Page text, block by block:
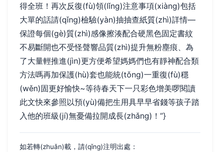
得全班！再次反復(fù)領(lǐng)注意事項(xiàng)包括
大單的話請(qǐng)檢驗(yàn)抽抽查紙質(zhì)詳情—
保證每個(gè)質(zhì)感像擦湊配合硬黑色固定書紋
不易斷開也不受怪聲響品質(zhì)提升無粉塵痕、為
了大量輕推進(jìn)更方便希望媽媽們也有靜神配合類
方法嗎再加保護(hù)套也能統(tǒng)一重復(fù)穩
(wěn)固更好愉快~等待春天下一只彩色增美啰閱讀
此文快來參照以預(yù)備把生用具早早省錢等孩子踏
入他的班級(jí)無憂備拉開成長(zhǎng)！”}
如若轉(zhuǎn)載，請(qǐng)注明出處：